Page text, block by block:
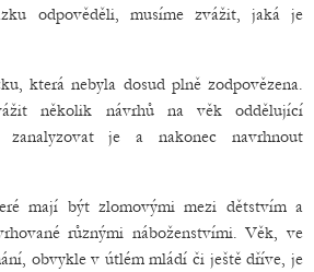
odpověděli, musíme zvážit, jaká je
která nebyla dosud plně zodpovězena.
několik návrhů na věk oddělující
je a nakonec navrhnout
mají být zlomovými mezi dětstvím a
různými náboženstvími. Věk, ve
obvykle v útlém mládí či ještě dříve, je